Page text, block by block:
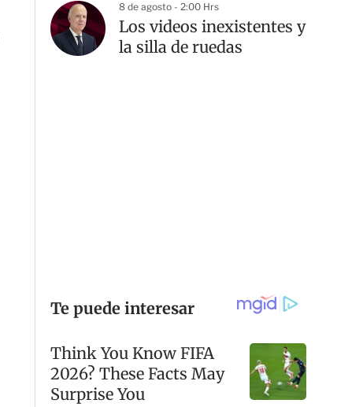
8 de agosto - 2:00 Hrs
Los videos inexistentes y
la silla de ruedas